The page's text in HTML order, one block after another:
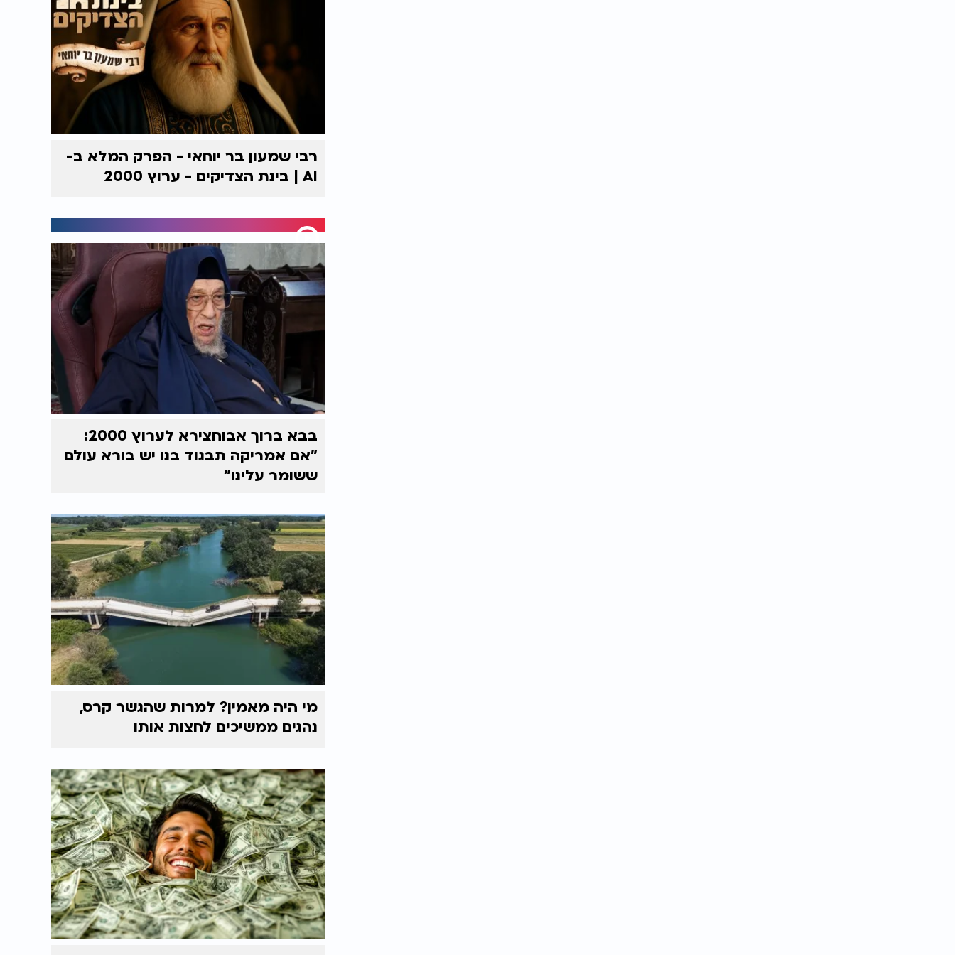
רבי שמעון בר יוחאי - הפרק המלא ב-
AI | בינת הצדיקים - ערוץ 2000
בבא ברוך אבוחצירא לערוץ 2000:
"אם אמריקה תבגוד בנו יש בורא עולם
ששומר עלינו"
מי היה מאמין? למרות שהגשר קרס,
נהגים ממשיכים לחצות אותו